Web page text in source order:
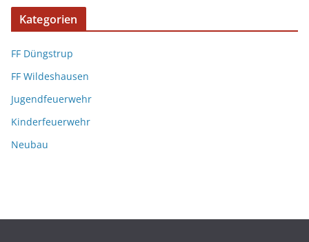
Kategorien
FF Düngstrup
FF Wildeshausen
Jugendfeuerwehr
Kinderfeuerwehr
Neubau